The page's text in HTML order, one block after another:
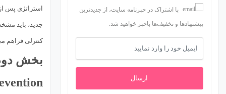
با اشتراک در خبرنامه سایت، از جدیدترین
پیشنهادها و تخفیف‌ها باخبر خواهید شد.
ارسال
استراتژی پس
جدید، باید
کنترلی فراهم
بخش